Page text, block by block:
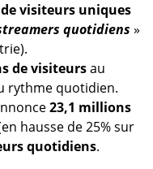
visiteurs uniques
quotidiens »
de visiteursau
rythme quotidien.
23,1 millions
hausse de 25% sur
quotidiens.